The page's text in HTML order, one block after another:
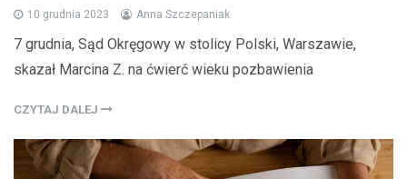
10 grudnia 2023 Anna Szczepaniak
7 grudnia, Sąd Okręgowy w stolicy Polski, Warszawie,
skazał Marcina Z. na ćwierć wieku pozbawienia
CZYTAJ DALEJ